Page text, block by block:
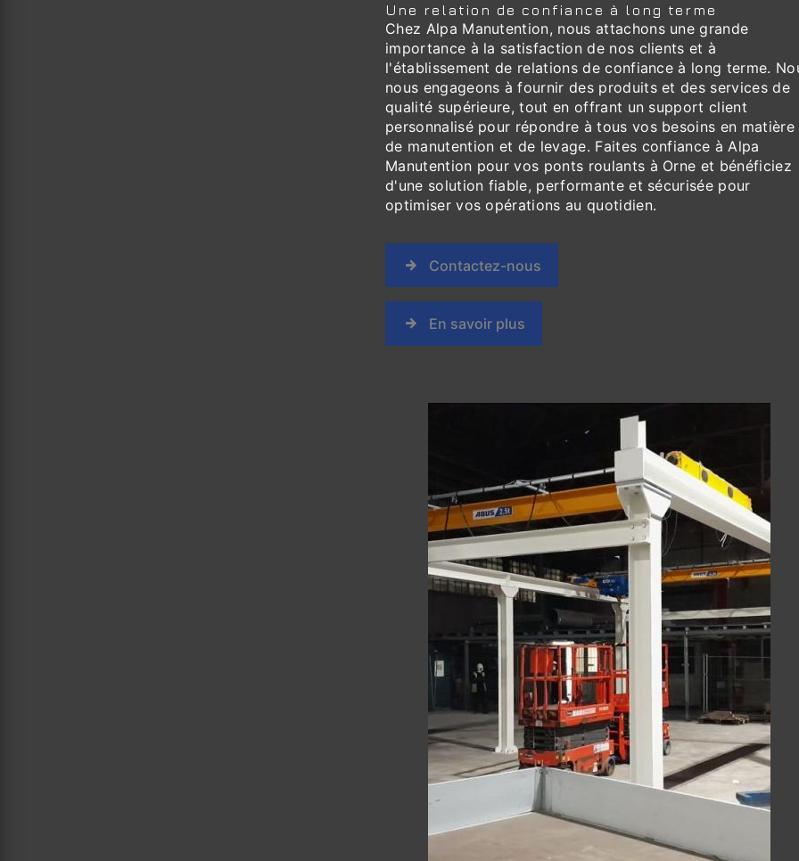
Une relation de confiance à long terme
Chez Alpa Manutention, nous attachons une grande
importance à la satisfaction de nos clients et à
l'établissement de relations de confiance à long terme.
nous engageons à fournir des produits et des services de
qualité supérieure, tout en offrant un support client
personnalisé pour répondre à tous vos besoins en matière
de manutention et de levage. Faites confiance à Alpa
Manutention pour vos ponts roulants à Orne et bénéficiez
d'une solution fiable, performante et sécurisée pour
optimiser vos opérations au quotidien.
En savoir plus
Contactez-nous